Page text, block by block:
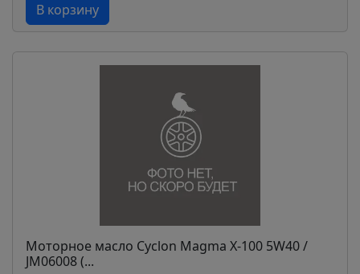
В корзину
Моторное масло Cyclon Magma Х-100 5W40 /
JM06008 (...